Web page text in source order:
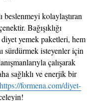
beslenmeyi kolaylaştıran
Bağışıklığı
yemek paketleri, hem
sürdürmek isteyenler için
çalışarak
sağlıklı ve enerjik bir
https://formena.com/diyet-